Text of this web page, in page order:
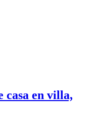
casa en villa,